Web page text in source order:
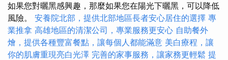
如果您對曬黑感興趣，那麼如果您在陽光下曬黑，可以降低
風險。 安養院北部，提供北部地區長者安心居住的選擇 專
業推拿 高雄地區的清潔公司，專業服務更安心 自助餐外
燴，提供各種豐富餐點，讓每個人都能滿意 美白療程，讓
你的肌膚重現亮白光澤 完善的家事服務，讓家務更輕鬆 提